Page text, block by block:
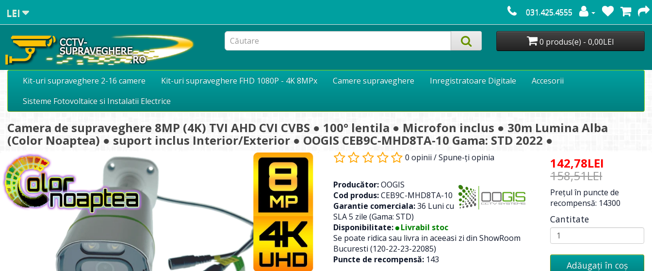
LEI 031.425.4555
0 produs(e) - 0,00LEI
Kit-uri supraveghere 2-16 camere Kit-uri supraveghere FHD 1080P - 4K 8MPx Camere supraveghere Inregistratoare Digitale
Accesorii
Sisteme Fotovoltaice si Instalatii Electrice
Camera de supraveghere 8MP (4K) TVI AHD CVI CVBS ● 100° lentila ● Microfon inclus ● 30m Lumina Alba
(Color Noaptea) ● suport inclus Interior/Exterior ● OOGIS CEB9C-MHD8TA-10 Gama: STD 2022 ●
0 opinii /Spune-ţi opinia
Producător:OOGIS
Cod produs:CEB9C-MHD8TA-10
Garantie comerciala:36 Luni cu
SLA 5 zile (Gama: STD)
Disponibilitate:
Livrabil stoc
Se poate ridica sau livra in aceeasi zi din ShowRoom
Bucuresti (120-22-23-22085)
Puncte de recompensă: 143
142,78LEI
158,51LEI
Preţul în puncte de
recompensă: 14300
Cantitate
Adăugați în coş